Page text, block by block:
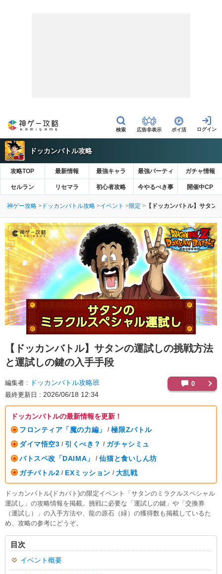
広告非表示 ポイ活
ドッカンバトル攻略
攻略TOP 最新情報 最強キャラ 最強パーティ ガチャ情報
セルラン リセマラ 初心者攻略 今やるべき事 開催中CP
神ゲー攻略 ドッカンバトル攻略 イベント 限定 【ドッカンバトル】サタ
【ドッカンバトル】 サタンの運試しの挑戦方法
と運試しの鍵の入手手段
編集者 ドッカンバトル攻略班
最終更新日 2026/06/18 12:34
0
ドッカンバトルの最新情報を更新！
フロンティア「魔の力編」
/ 極限Zバトル
ダイマ悟空3 / 引くべき？ / ガチャシミュ
バトスペ改「DAIMA」
/ 仙猫と食いしん坊
ガチバトル2 / EXミッション / 大乱戦
ドッカンバトル(ドカバト)の限定イベント「サタンのミラクルスペシャル
運試し」の攻略情報を掲載。挑戦に必要な「運試しの鍵」や「交換券
（運試し）」の入手方法や、龍の原石（緑）の獲得数も掲載しているた
め、攻略の参考にどうぞ。
目次
イベント概要